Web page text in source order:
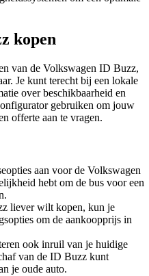
kopen
van de Volkswagen ID Buzz,
Je kunt terecht bij een lokale
over beschikbaarheid en
gebruiken om jouw
offerte aan te vragen.
aan voor de Volkswagen
hebt om de bus voor een
liever wilt kopen, kun je
om de aankoopprijs in
ook inruil van je huidige
van de ID Buzz kunt
je oude auto.